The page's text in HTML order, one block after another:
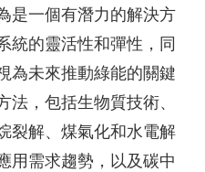
是一個有潛力的解決方
統的靈活性和彈性，同
為未來推動綠能的關鍵
，包括生物質技術、
裂解、煤氣化和水電解
用需求趨勢，以及碳中